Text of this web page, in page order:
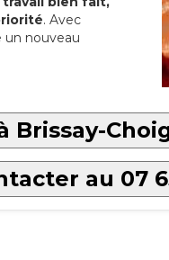
. Avec
nouveau
au 07